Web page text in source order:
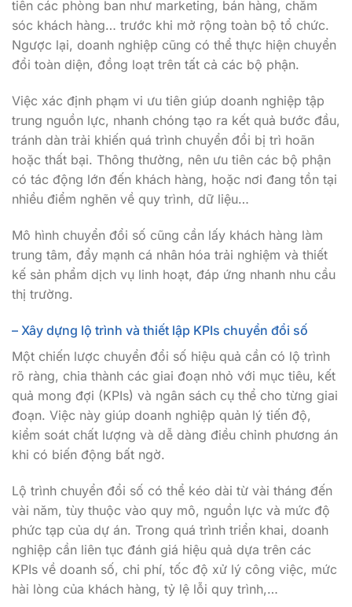
tiên các phòng ban như marketing, bán hàng, chăm
sóc khách hàng… trước khi mở rộng toàn bộ tổ chức.
Ngược lại, doanh nghiệp cũng có thể thực hiện chuyển
đổi toàn diện, đồng loạt trên tất cả các bộ phận.
Việc xác định phạm vi ưu tiên giúp doanh nghiệp tập
trung nguồn lực, nhanh chóng tạo ra kết quả bước đầu,
tránh dàn trải khiến quá trình chuyển đổi bị trì hoãn
hoặc thất bại. Thông thường, nên ưu tiên các bộ phận
có tác động lớn đến khách hàng, hoặc nơi đang tồn tại
nhiều điểm nghẽn về quy trình, dữ liệu…
Mô hình chuyển đổi số cũng cần lấy khách hàng làm
trung tâm, đẩy mạnh cá nhân hóa trải nghiệm và thiết
kế sản phẩm dịch vụ linh hoạt, đáp ứng nhanh nhu cầu
thị trường.
– Xây dựng lộ trình và thiết lập KPIs chuyển đổi số
Một chiến lược chuyển đổi số hiệu quả cần có lộ trình
rõ ràng, chia thành các giai đoạn nhỏ với mục tiêu, kết
quả mong đợi (KPIs) và ngân sách cụ thể cho từng giai
đoạn. Việc này giúp doanh nghiệp quản lý tiến độ,
kiểm soát chất lượng và dễ dàng điều chỉnh phương án
khi có biến động bất ngờ.
Lộ trình chuyển đổi số có thể kéo dài từ vài tháng đến
vài năm, tùy thuộc vào quy mô, nguồn lực và mức độ
phức tạp của dự án. Trong quá trình triển khai, doanh
nghiệp cần liên tục đánh giá hiệu quả dựa trên các
KPIs về doanh số, chi phí, tốc độ xử lý công việc, mức
hài lòng của khách hàng, tỷ lệ lỗi quy trình,…